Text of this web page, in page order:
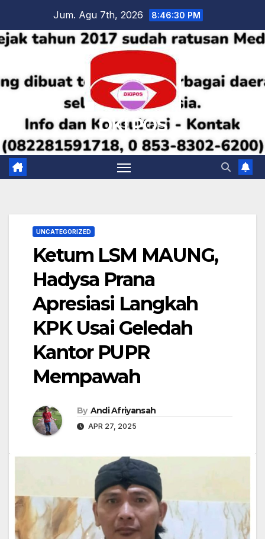
content
Jum. Agu 7th, 2026 8:46:31 PM
DKI POS
UNCATEGORIZED
Ketum LSM MAUNG,
Hadysa Prana
Apresiasi Langkah
KPK Usai Geledah
Kantor PUPR
Mempawah
By Andi Afriyansah
APR 27, 2025